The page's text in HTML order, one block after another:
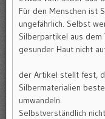
Für den Menschen ist
ungefährlich. Selbst
Silberpartikel aus
gesunder Haut nicht
der Artikel stellt fest,
Silbermaterialien
umwandeln.
Selbstverständlich